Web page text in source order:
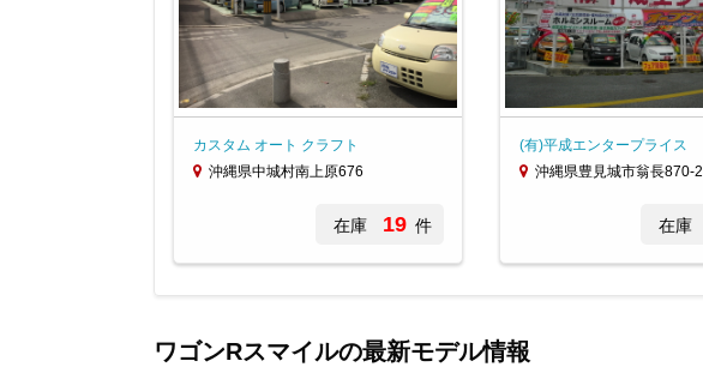
カスタム オート クラフト
沖縄県中城村南上原676
在庫 19 件
(有)平成エンタープライス
沖縄県豊見城市翁長870-2
在庫
4ワゴンRスマイルの最新モデル情報